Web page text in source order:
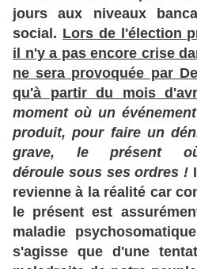
jours aux niveaux
social. Lors de l'élection
il n'y a pas encore crise
ne sera provoquée par
qu'à partir du mois
moment où un
produit, pour faire un
grave, le présent
déroule sous ses ordres !
revienne à la réalité car
le présent est
maladie
s'agisse que d'une